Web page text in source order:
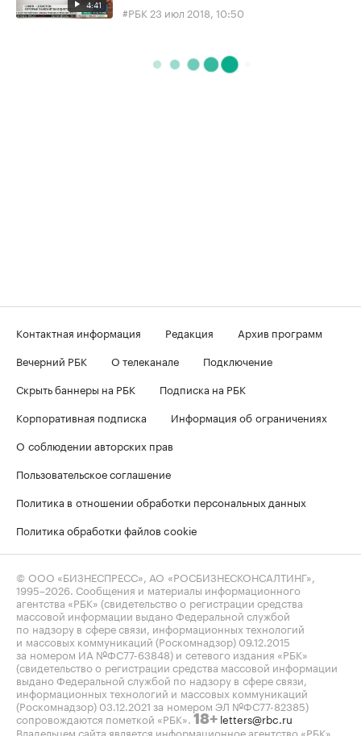
4:41 #РБК 23 июл 2018, 10:50
Контактная информация Редакция
Архив программ
Вечерний РБК
О телеканале
Подключение
Скрыть баннеры на РБК
Подписка на РБК
Корпоративная подписка
Информация об ограничениях
О соблюдении авторских прав
Пользовательское соглашение
Политика в отношении обработки персональных данных
Политика обработки файлов cookie
© ООО «БИЗНЕСПРЕСС», АО «РОСБИЗНЕСКОНСАЛТИНГ»,
1995–2026. Сообщения и материалы информационного
агентства «РБК» (свидетельство о регистрации средства
массовой информации выдано Федеральной службой
по надзору в сфере связи, информационных технологий
и массовых коммуникаций (Роскомнадзор) 09.12.2015
за номером ИА №ФС77-63848) и сетевого издания «РБК»
(свидетельство о регистрации средства массовой информации
выдано Федеральной службой по надзору в сфере связи,
информационных технологий и массовых коммуникаций
(Роскомнадзор) 03.12.2021 за номером ЭЛ №ФС77-82385)
сопровождаются пометкой «РБК». 18+ letters@rbc.ru
Владельцем сайта является информационное агентство «РБК».